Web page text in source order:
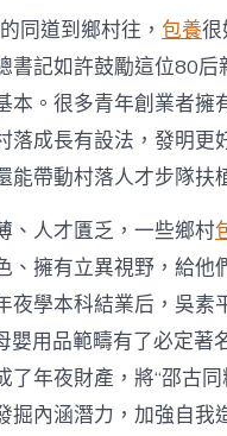
同道到鄉村往， 包養很
書記如許鼓勵這位80后
本。很多青年創業者
落成長有設法，發明
能帶動村落人才步隊扶
、人才匱乏，一些鄉村
、擁有立異視野，給
夜學本科結業后，吳素
嬰用品範疇有了必定
了年夜財產，將“邵古
掘內涵潛力，加強自